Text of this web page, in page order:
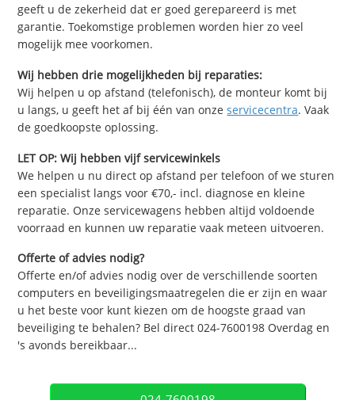
geeft u de zekerheid dat er goed gerepareerd is met
garantie. Toekomstige problemen worden hier zo veel
mogelijk mee voorkomen.
Wij hebben drie mogelijkheden bij reparaties:
Wij helpen u op afstand (telefonisch), de monteur komt bij
u langs, u geeft het af bij één van onzeservicecentra. Vaak
de goedkoopste oplossing.
LET OP: Wij hebben vijf servicewinkels
We helpen u nu direct op afstand per telefoon of we sturen
een specialist langs voor €70,- incl. diagnose en kleine
reparatie. Onze servicewagens hebben altijd voldoende
voorraad en kunnen uw reparatie vaak meteen uitvoeren.
Offerte of advies nodig?
Offerte en/of advies nodig over de verschillende soorten
computers en beveiligingsmaatregelen die er zijn en waar
u het beste voor kunt kiezen om de hoogste graad van
beveiliging te behalen? Bel direct 024-7600198 Overdag en
's avonds bereikbaar...